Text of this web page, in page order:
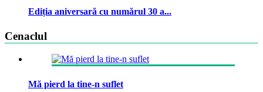
Ediția aniversară cu numărul 30 a...
Cenaclul
Mă pierd la tine-n suflet